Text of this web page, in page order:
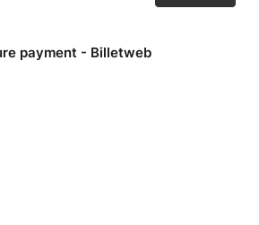
payment - Billetweb